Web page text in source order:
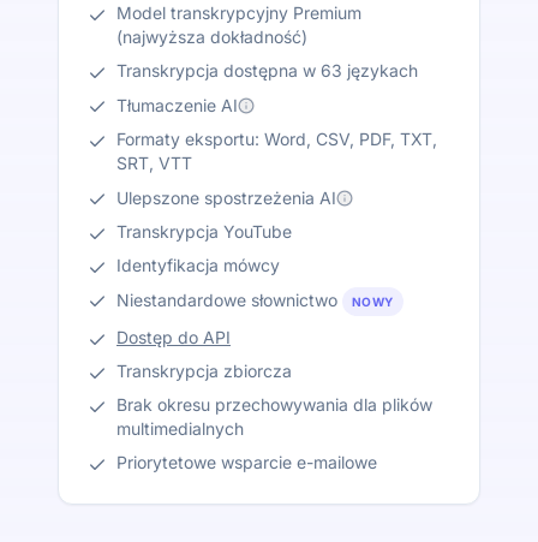
Model transkrypcyjny Premium
(najwyższa dokładność)
Transkrypcja dostępna w 63 językach
Tłumaczenie AI
Formaty eksportu: Word, CSV, PDF, TXT,
SRT, VTT
Ulepszone spostrzeżenia AI
Transkrypcja YouTube
Identyfikacja mówcy
Niestandardowe słownictwo
NOWY
Dostęp do API
Transkrypcja zbiorcza
Brak okresu przechowywania dla plików
multimedialnych
Priorytetowe wsparcie e-mailowe